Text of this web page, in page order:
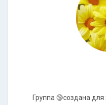
Группа 🔞создана